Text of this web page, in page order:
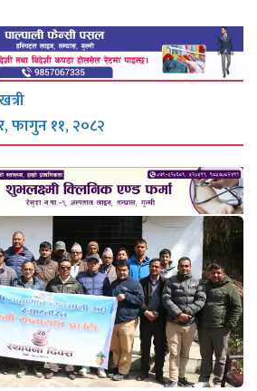
फागुन ११, २०८२